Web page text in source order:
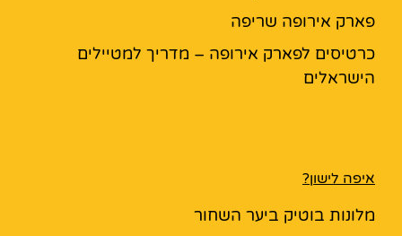
פארק אירופה שריפה
כרטיסים לפארק אירופה – מדריך למטיילים
הישראלים
איפה לישון?
מלונות בוטיק ביער השחור